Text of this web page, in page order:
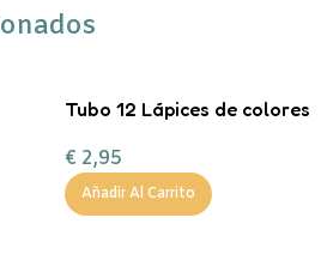
Tubo 12 Lápices de colores
€ 2,95
Añadir Al Carrito